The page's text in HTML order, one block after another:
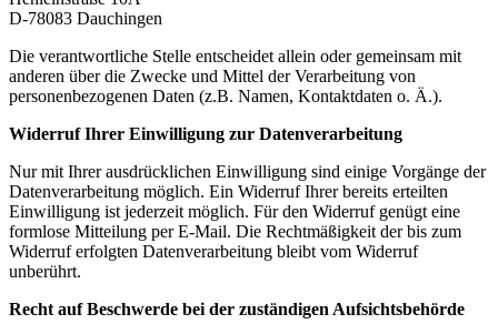
D-78083 Dauchingen
Die verantwortliche Stelle entscheidet allein oder gemeinsam mit
anderen über die Zwecke und Mittel der Verarbeitung von
personenbezogenen Daten (z.B. Namen, Kontaktdaten o. Ä.).
Widerruf Ihrer Einwilligung zur Datenverarbeitung
Nur mit Ihrer ausdrücklichen Einwilligung sind einige Vorgänge der
Datenverarbeitung möglich. Ein Widerruf Ihrer bereits erteilten
Einwilligung ist jederzeit möglich. Für den Widerruf genügt eine
formlose Mitteilung per E-Mail. Die Rechtmäßigkeit der bis zum
Widerruf erfolgten Datenverarbeitung bleibt vom Widerruf
unberührt.
Recht auf Beschwerde bei der zuständigen Aufsichtsbehörde